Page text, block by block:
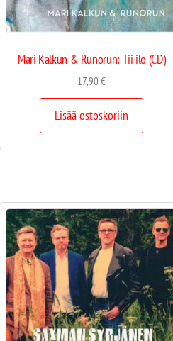
Mari Kalkun & Runorun: Tii ilo (CD)
17,90€
Lisää ostoskoriin